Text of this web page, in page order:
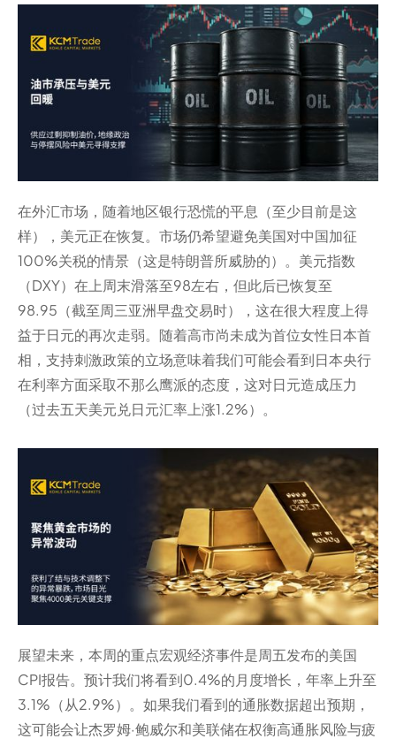
在外汇市场，随着地区银行恐慌的平息（至少目前是这
样），美元正在恢复。市场仍希望避免美国对中国加征
100%关税的情景（这是特朗普所威胁的）。美元指数
（DXY）在上周末滑落至98左右，但此后已恢复至
98.95（截至周三亚洲早盘交易时），这在很大程度上得
益于日元的再次走弱。随着高市尚未成为首位女性日本首
相，支持刺激政策的立场意味着我们可能会看到日本央行
在利率方面采取不那么鹰派的态度，这对日元造成压力
（过去五天美元兑日元汇率上涨1.2%）。
展望未来，本周的重点宏观经济事件是周五发布的美国
CPI报告。预计我们将看到0.4%的月度增长，年率上升至
3.1%（从2.9%）。如果我们看到的通胀数据超出预期，
这可能会让杰罗姆·鲍威尔和美联储在权衡高通胀风险与疲